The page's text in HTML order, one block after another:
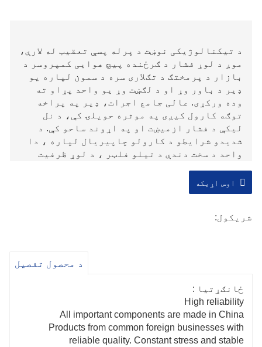
د تیکنالوژیکی نوښت د پرله پسې تعقیب له لارې،
موږ د لوړ فشار د ګرځنده پیچ هوایی کمپروسر د
بازار د پرمختګ د تګلاری سره د سمون لپاره یو
ډیر د باور وړ او د لګښت وړ یو واحد پړاو ته
وده ورکړی. عالی جامع اجرات، ډیر په پراخه
توګه کارول کیږی په موثره حویلۍ کې، د نل
لیکې د فشار ازمیښت او په اړوند ساحو کې. د
شدیدو شرایطو د کارولو چاپیریال لپاره ، دا
واحد د سخت دندې د تیلو فلټر ، د لوړ ظرفیت
اختیاری بخار سره سمبال دی ، کوم چې د ډیزلانو
انجن د سړولو د سیکل له لارې د سلینډر بلاک
کړئ.
اوس اړیکه
شریکول:
د محصول تفصیل
ځانګړتیا :
High reliability
All important components are made in China
Products from common foreign businesses with
reliable quality. Constant stress and stable